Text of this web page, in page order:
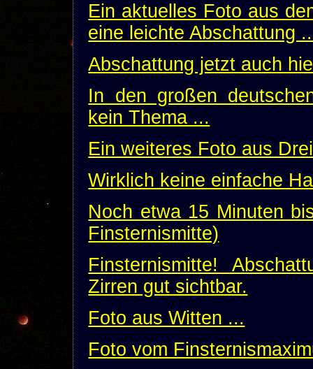
Ein aktuelles Foto aus
eine leichte Abschattung
Abschattung jetzt auch
In den großen
kein Thema ...
Ein weiteres Foto aus
Wirklich keine einfache
Noch etwa 15 Minuten
Finsternismitte)
Finsternismitte!
Zirren gut sichtbar.
Foto aus Witten ...
Foto vom